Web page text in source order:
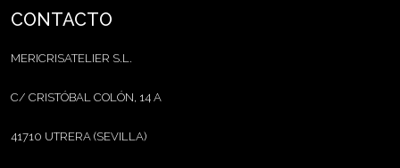
CONTACTO
MERICRISATELIER S.L.
C/ CRISTÓBAL COLÓN, 14 A
41710 UTRERA (SEVILLA)